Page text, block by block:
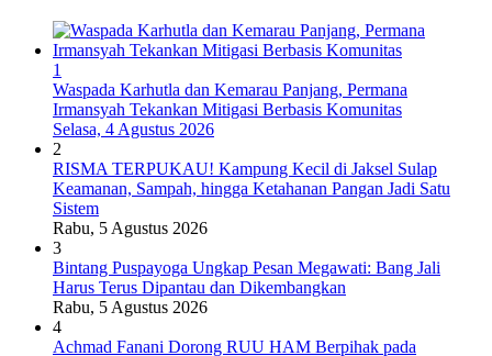
1
Waspada Karhutla dan Kemarau Panjang, Permana
Irmansyah Tekankan Mitigasi Berbasis Komunitas
Selasa, 4 Agustus 2026
2
RISMA TERPUKAU! Kampung Kecil di Jaksel Sulap
Keamanan, Sampah, hingga Ketahanan Pangan Jadi Satu
Sistem
Rabu, 5 Agustus 2026
3
Bintang Puspayoga Ungkap Pesan Megawati: Bang Jali
Harus Terus Dipantau dan Dikembangkan
Rabu, 5 Agustus 2026
4
Achmad Fanani Dorong RUU HAM Berpihak pada